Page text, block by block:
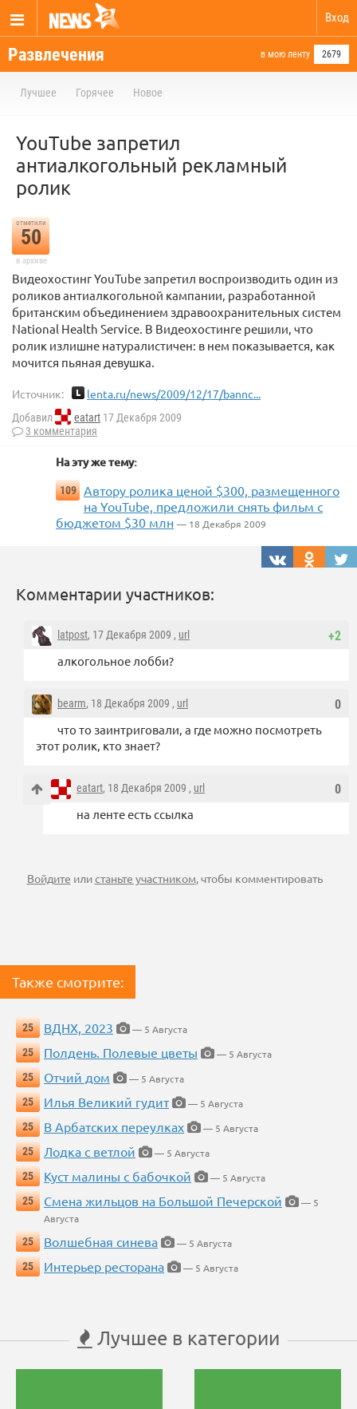
Вход
Развлечения в мою ленту 2679
Лучшее Горячее Новое
YouTube запретил
антиалкогольный рекламный
ролик
отметили
50
в архиве
Видеохостинг YouTube запретил воспроизводить один из
роликов антиалкогольной кампании, разработанной
британским объединением здравоохранительных систем
National Health Service. В Видеохостинге решили, что
ролик излишне натуралистичен: в нем показывается, как
мочится пьяная девушка.
Источник: lenta.ru/news/2009/12/17/bannc...
Добавил eatart 17 Декабря 2009
3 комментария
На эту же тему:
109 Автору ролика ценой $300, размещенного
на YouTube, предложили снять фильм с
бюджетом $30 млн — 18 Декабря 2009
Комментарии участников:
+2
latpost, 17 Декабря 2009 , url
алкогольное лобби?
0
bearm, 18 Декабря 2009 , url
что то заинтриговали, а где можно посмотреть
этот ролик, кто знает?
0
eatart, 18 Декабря 2009 , url
на ленте есть ссылка
Войдите илистаньте участником, чтобы комментировать
Также смотрите:
25 ВДНХ, 2023
— 5 Августа
25
Полдень. Полевые цветы
— 5 Августа
25
Отчий дом
— 5 Августа
25
Илья Великий гудит
— 5 Августа
25
В Арбатских переулках
— 5 Августа
25
Лодка с ветлой
— 5 Августа
25
Куст малины с бабочкой
— 5 Августа
25
Смена жильцов на Большой Печерской
— 5
Августа
25
Волшебная синева
— 5 Августа
25
Интерьер ресторана — 5 Августа
Лучшее в категории